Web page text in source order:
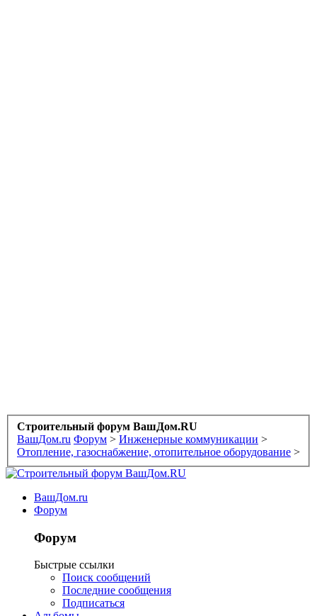
Строительный форум ВашДом.RU
ВашДом.ru Форум > Инженерные коммуникации >
Отопление, газоснабжение, отопительное оборудование >
ВашДом.ru
Форум
Форум
Быстрые ссылки
Поиск сообщений
Последние сообщения
Подписаться